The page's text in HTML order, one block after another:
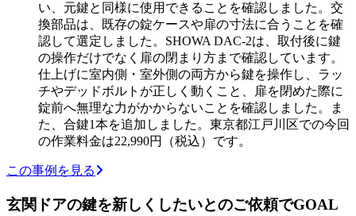
い、元鍵と同様に使用できることを確認しました。交
換部品は、既存の錠ケースや扉の寸法に合うことを確
認して選定しました。SHOWA DAC-2は、取付後に鍵
の操作だけでなく扉の閉まり方まで確認しています。
仕上げに室内側・室外側の両方から鍵を操作し、ラッ
チやデッドボルトが正しく動くこと、扉を閉めた際に
錠前へ無理な力がかからないことを確認しました。ま
た、合鍵1本を追加しました。東京都江戸川区での今回
の作業料金は22,990円（税込）です。
この事例を見る
玄関ドアの鍵を新しくしたいとのご依頼でGOAL